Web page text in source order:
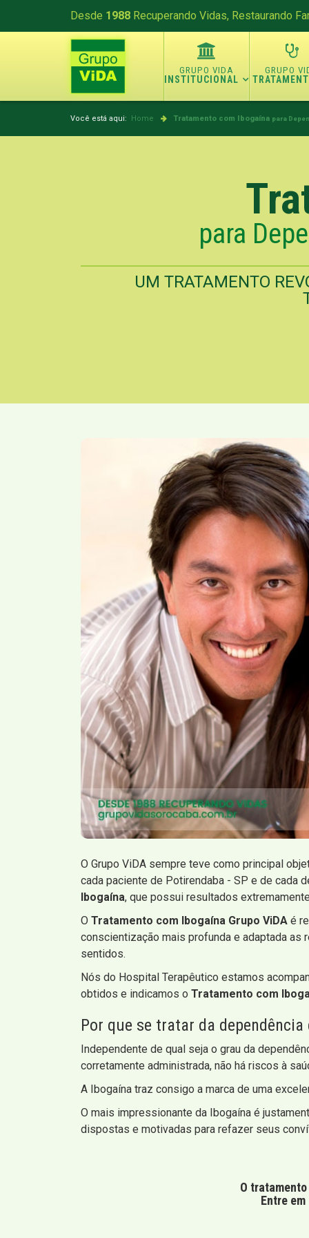
Desde 1988 Recuperando Vidas, Restaurando
INSTITUCIONAL
Você está aqui: Home Tratamento com Ibogaína para
para
UM TRATAMENTO
O Grupo ViDA sempre teve como principal
cada paciente de Potirendaba - SP e de cada
Ibogaína, que possui resultados
O Tratamento com Ibogaína Grupo ViDA é
conscientização mais profunda e adaptada
sentidos.
Nós do Hospital Terapêutico estamos
obtidos e indicamos o Tratamento com
Por que se tratar da
Independente de qual seja o grau da
corretamente administrada, não há riscos à
A Ibogaína traz consigo a marca de uma
O mais impressionante da Ibogaína é
dispostas e motivadas para refazer seus
O
Entre